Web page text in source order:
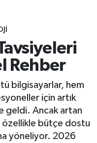
Rehber
bilgisayarlar, hem
için artık
geldi. Ancak artan
özellikle bütçe dostu
yöneliyor. 2026